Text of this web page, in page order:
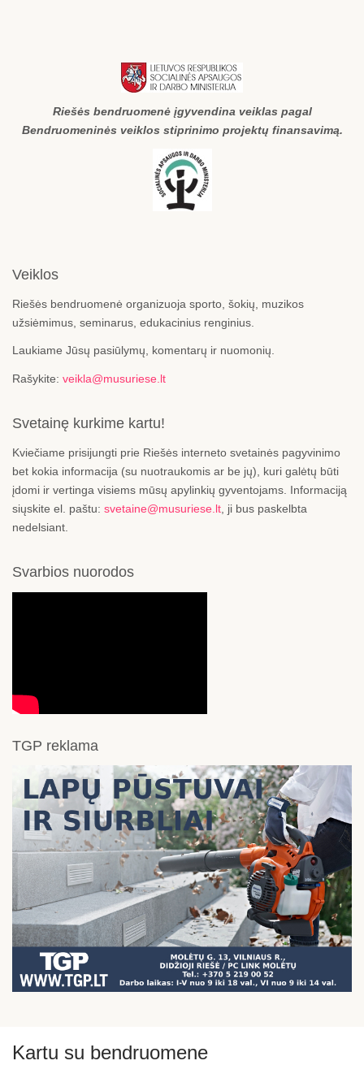
Riešės bendruomenė įgyvendina veiklas pagal
Bendruomeninės veiklos stiprinimo projektų finansavimą.
Veiklos
Riešės bendruomenė organizuoja sporto, šokių, muzikos
užsiėmimus, seminarus, edukacinius renginius.
Laukiame Jūsų pasiūlymų, komentarų ir nuomonių.
Rašykite: veikla@musuriese.lt
Svetainę kurkime kartu!
Kviečiame prisijungti prie Riešės interneto svetainės pagyvinimo
bet kokia informacija (su nuotraukomis ar be jų), kuri galėtų būti
įdomi ir vertinga visiems mūsų apylinkių gyventojams. Informaciją
siųskite el. paštu: svetaine@musuriese.lt , ji bus paskelbta
nedelsiant.
Svarbios nuorodos
TGP reklama
Kartu su bendruomene